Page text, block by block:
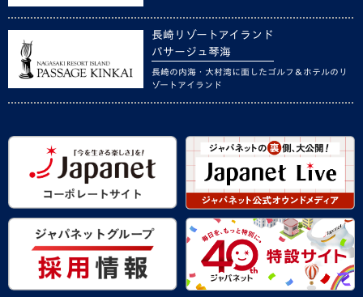
長崎リゾートアイランド
パサージュ琴海
長崎の内海・大村湾に面したゴルフ＆ホテルのリ
ゾートアイランド